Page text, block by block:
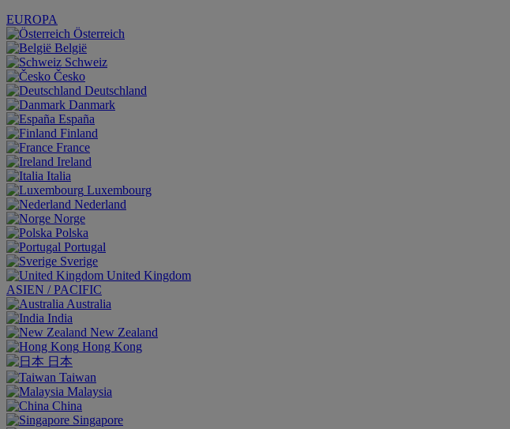
EUROPA
Österreich
België
Schweiz
Česko
Deutschland
Danmark
España
Finland
France
Ireland
Italia
Luxembourg
Nederland
Norge
Polska
Portugal
Sverige
United Kingdom
ASIEN / PACIFIC
Australia
India
New Zealand
Hong Kong
日本
Taiwan
Malaysia
China
Singapore